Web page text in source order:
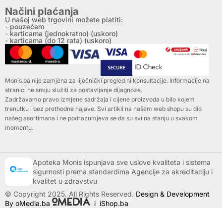
Načini plaćanja
U našoj web trgovini možete platiti:
- pouzećem
- karticama (jednokratno) (uskoro)
- karticama (do 12 rata) (uskoro)
Monis.ba nije zamjena za liječnički pregled ni konsultacije. Informacije na
stranici ne smiju služiti za postavljanje dijagnoze.
Zadržavamo pravo izmjene sadržaja i cijene proizvoda u bilo kojem
trenutku i bez prethodne najave. Svi artikli na našem web shopu su dio
našeg asortimana i ne podrazumjeva se da su svi na stanju u svakom
momentu.
Apoteka Monis ispunjava sve uslove kvaliteta i sistema
sigurnosti prema standardima Agencije za akreditaciju i
kvalitet u zdravstvu
© Copyright 2025. All Rights Reserved. Design & Development
By oMedia.ba
i iShop.ba